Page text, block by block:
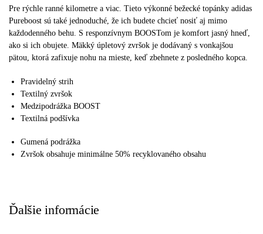
Pre rýchle ranné kilometre a viac. Tieto výkonné bežecké topánky adidas
Pureboost sú také jednoduché, že ich budete chcieť nosiť aj mimo
každodenného behu. S responzívnym BOOSTom je komfort jasný hneď,
ako si ich obujete. Mäkký úpletový zvršok je dodávaný s vonkajšou
pätou, ktorá zafixuje nohu na mieste, keď zbehnete z posledného kopca.
Pravidelný strih
Textilný zvršok
Medzipodrážka BOOST
Textilná podšívka
Gumená podrážka
Zvršok obsahuje minimálne 50% recyklovaného obsahu
Ďalšie informácie